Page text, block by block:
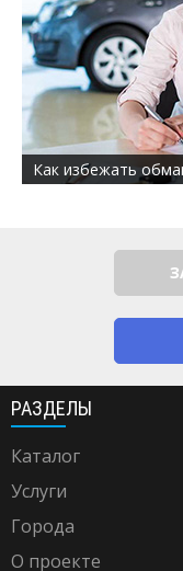
Как избежать
РАЗДЕЛЫ
Каталог
Услуги
Города
О проекте